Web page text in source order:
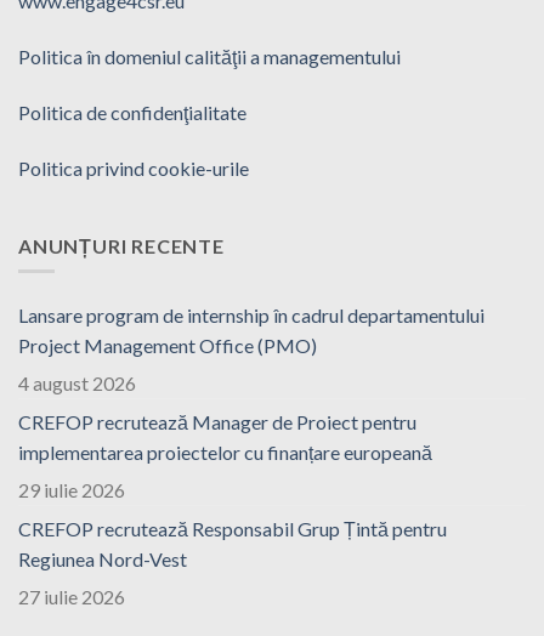
Politica în domeniul calităţii a managementului
Politica de confidenţialitate
Politica privind cookie-urile
ANUNȚURI RECENTE
Lansare program de internship în cadrul departamentului
Project Management Office (PMO)
4 august 2026
CREFOP recrutează Manager de Proiect pentru
implementarea proiectelor cu finanțare europeană
29 iulie 2026
CREFOP recrutează Responsabil Grup Țintă pentru
Regiunea Nord-Vest
27 iulie 2026